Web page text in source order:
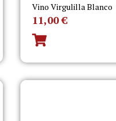
Vino Virgulilla Blanco
11,00€